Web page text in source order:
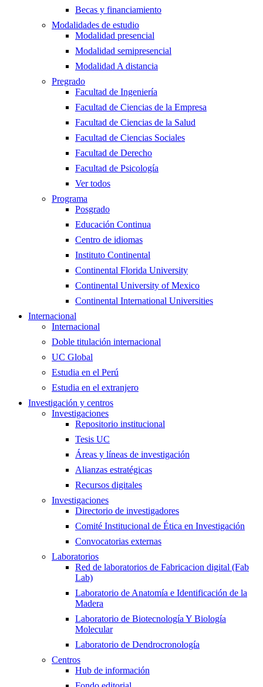
Becas y financiamiento
Modalidades de estudio
Modalidad presencial
Modalidad semipresencial
Modalidad A distancia
Pregrado
Facultad de Ingeniería
Facultad de Ciencias de la Empresa
Facultad de Ciencias de la Salud
Facultad de Ciencias Sociales
Facultad de Derecho
Facultad de Psicología
Ver todos
Programa
Posgrado
Educación Continua
Centro de idiomas
Instituto Continental
Continental Florida University
Continental University of Mexico
Continental International Universities
Internacional
Internacional
Doble titulación internacional
UC Global
Estudia en el Perú
Estudia en el extranjero
Investigación y centros
Investigaciones
Repositorio institucional
Tesis UC
Áreas y líneas de investigación
Alianzas estratégicas
Recursos digitales
Investigaciones
Directorio de investigadores
Comité Institucional de Ética en Investigación
Convocatorias externas
Laboratorios
Red de laboratorios de Fabricacion digital (Fab
Lab)
Laboratorio de Anatomía e Identificación de la
Madera
Laboratorio de Biotecnología Y Biología
Molecular
Laboratorio de Dendrocronología
Centros
Hub de información